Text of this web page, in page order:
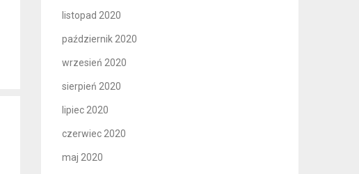
listopad 2020
październik 2020
wrzesień 2020
sierpień 2020
lipiec 2020
czerwiec 2020
maj 2020